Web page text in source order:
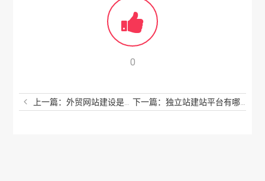
0
上一篇：外贸网站建设是做什么的？网上外贸网站怎么做？